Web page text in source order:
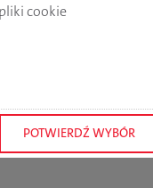
cookie
POTWIERDŹ WYBÓR